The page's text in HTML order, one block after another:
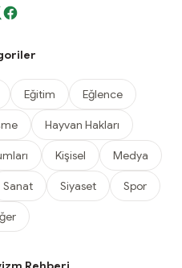
Eğitim Eğlence
Hayvan Hakları
Kişisel Medya
Sanat Siyaset Spor